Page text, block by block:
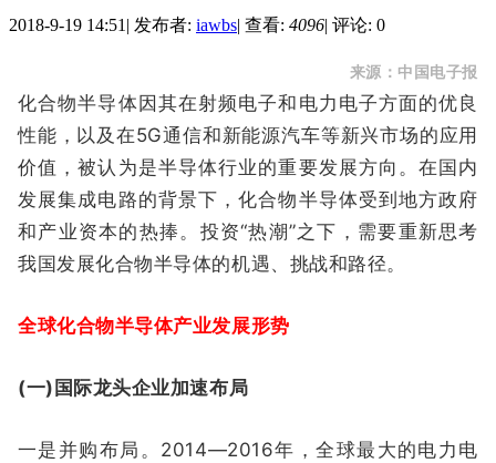
2018-9-19 14:51 | 发布者: iawbs| 查看: 4096| 评论: 0
来源：中国电子报
化合物半导体因其在射频电子和电力电子方面的优良
性能，以及在5G通信和新能源汽车等新兴市场的应用
价值，被认为是半导体行业的重要发展方向。在国内
发展集成电路的背景下，化合物半导体受到地方政府
和产业资本的热捧。投资“热潮”之下，需要重新思考
我国发展化合物半导体的机遇、挑战和路径。
全球化合物半导体产业发展形势
(一)国际龙头企业加速布局
一是并购布局。2014—2016年，全球最大的电力电